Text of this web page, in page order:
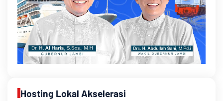
Hosting Lokal Akselerasi